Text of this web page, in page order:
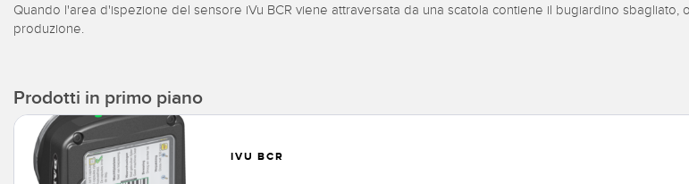
Quando l'area d'ispezione del sensore iVu BCR viene attraversata da una scatola contiene il bugiardino
produzione.
Prodotti in primo piano
IVU BCR